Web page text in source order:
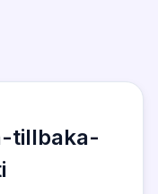
tillbaka-